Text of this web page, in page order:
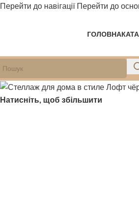
Перейти до навігації Перейти до
ГОЛОВНА
Натисніть, щоб збільшити